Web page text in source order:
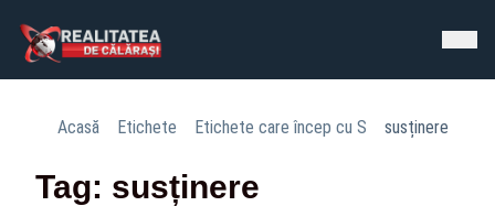
Acasă Etichete Etichete care încep cu S susținere
Tag: susținere